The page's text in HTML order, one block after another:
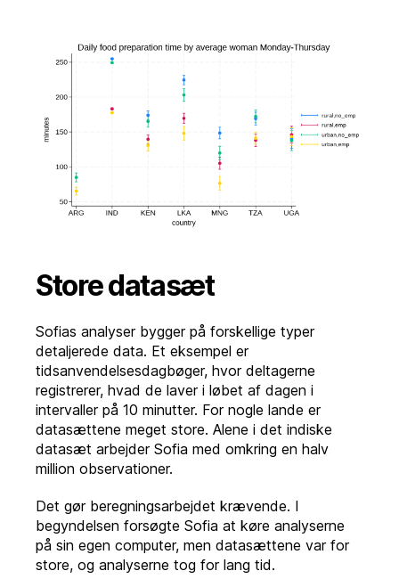
Store datasæt
Sofias analyser bygger på forskellige typer
detaljerede data. Et eksempel er
tidsanvendelsesdagbøger, hvor deltagerne
registrerer, hvad de laver i løbet af dagen i
intervaller på 10 minutter. For nogle lande er
datasættene meget store. Alene i det indiske
datasæt arbejder Sofia med omkring en halv
million observationer.
Det gør beregningsarbejdet krævende. I
begyndelsen forsøgte Sofia at køre analyserne
på sin egen computer, men datasættene var for
store, og analyserne tog for lang tid.